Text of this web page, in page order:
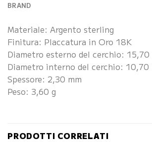
BRAND
Materiale: Argento sterling
Finitura: Placcatura in Oro 18K
Diametro esterno del cerchio: 15,70
Diametro interno del cerchio: 10,70
Spessore: 2,30 mm
Peso: 3,60 g
PRODOTTI CORRELATI